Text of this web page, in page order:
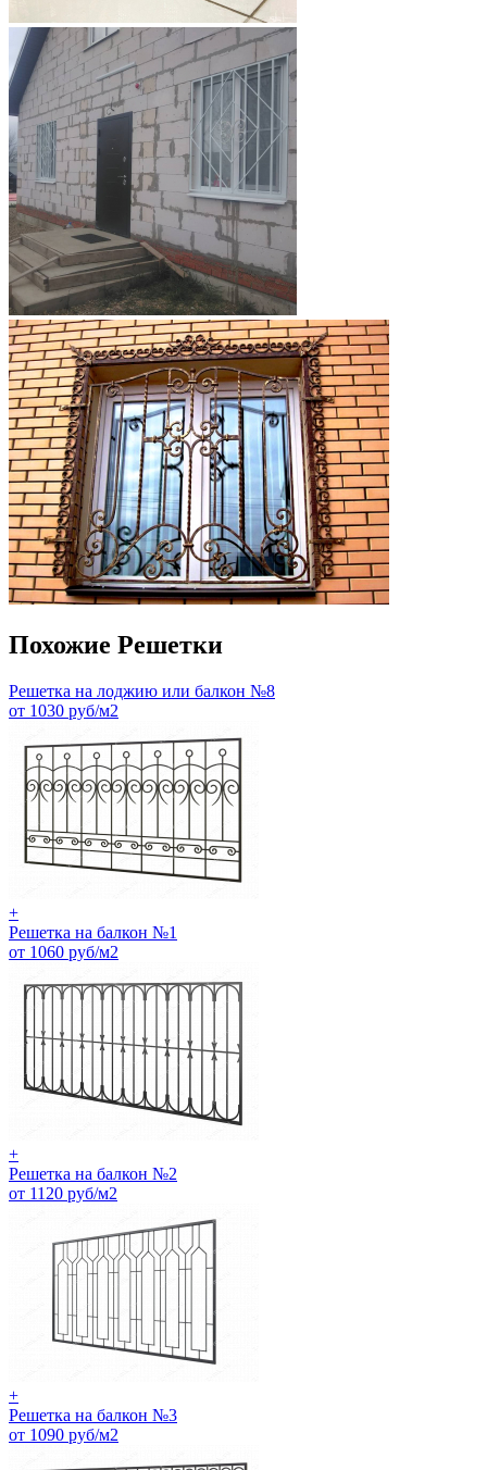
Похожие Решетки
Решетка на лоджию или балкон №8
от 1030 руб/м2
+
Решетка на балкон №1
от 1060 руб/м2
+
Решетка на балкон №2
от 1120 руб/м2
+
Решетка на балкон №3
от 1090 руб/м2